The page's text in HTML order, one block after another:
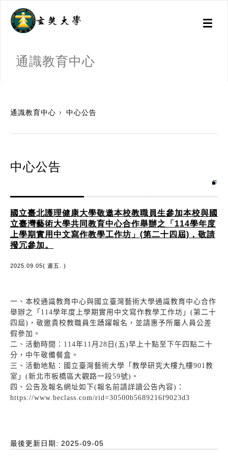
Toggle
通識教育中心
通識教育中心 中心公告
中心公告
國立臺北護理健康大學敬邀本校教職員生參加本校與國
立臺灣藝術大學共同教育中心合作舉辦之「114學年度
上學期實用中文寫作教學工作坊」(第二十四屆)，敬請
撥冗參加。
2025.09.05( 週五. )
一、本校通識教育中心與國立臺灣藝術大學通識教育中心合作
舉辦之「114學年度上學期實用中文寫作教學工作坊」(第二十
四屆)，敬邀貴校教職員生踴躍報名，並請惠予所屬人員公差
假參加。
二、活動時間：114年11月28日(五)早上十點至下午四點二十
分，中午敬備餐盒。
三、活動地點：國立臺灣藝術大學「教學研究大樓九樓901教
室」(新北市板橋區大觀路一段59號)。
四、公告及報名網址如下(報名前請詳讀公告內容)：
https://www.beclass.com/rid=30500b5689216f9023d3
最後更新日期: 2025-09-05